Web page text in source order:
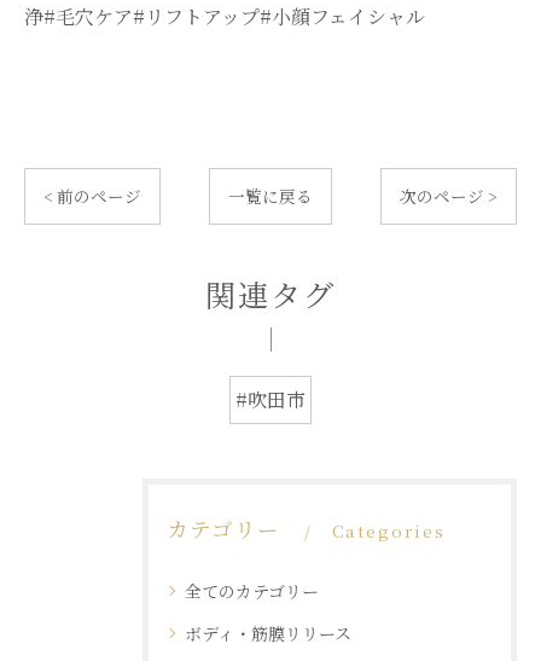
浄#毛穴ケア#リフトアップ#小顔フェイシャル
< 前のページ 一覧に戻る 次のページ >
関連タグ
#吹田市
カテゴリー Categories
全てのカテゴリー
ボディ・筋膜リリース